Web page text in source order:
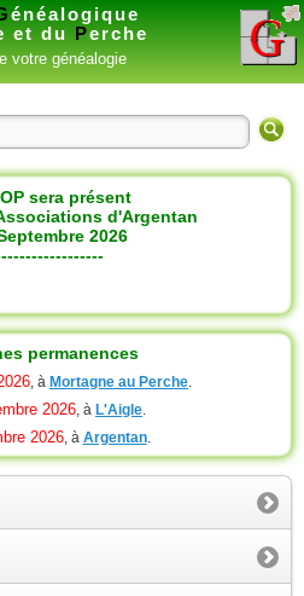
énéalogique
et du Perche
votre généalogie
sera présent
d'Argentan
2026
permanences
, à Mortagne au Perche.
2026, à L'Aigle.
2026, à Argentan.